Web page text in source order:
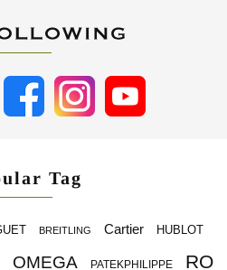
Tag
BREITLING Cartier HUBLOT
OMEGA PATEKPHILIPPE
RO